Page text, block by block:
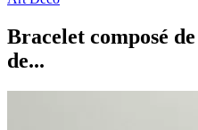
Bracelet composé
de...